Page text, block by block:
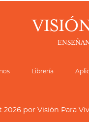
Librería
2026 por Visión Para